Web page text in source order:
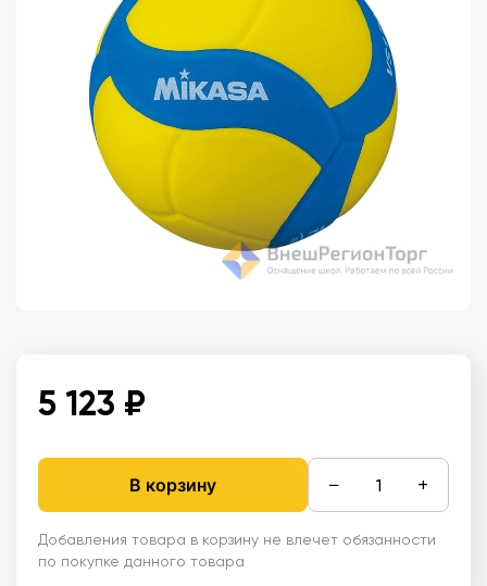
5 123 ₽
В корзину − +
Добавления товара в корзину не влечет обязанности
по покупке данного товара